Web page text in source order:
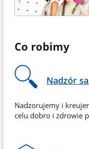
HPV
Co robimy
Nadzór
Nadzorujemy i
celu dobro i zdrowie